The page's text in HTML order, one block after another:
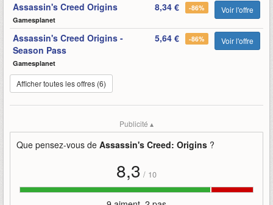
Assassin's Creed Origins
Gamesplanet
8,34 € -86% Voir l'offre
Assassin's Creed Origins -
Season Pass
Gamesplanet
5,64 € -86% Voir l'offre
Afficher toutes les offres (6)
Publicité ▴
Que pensez-vous de Assassin's Creed: Origins ?
8,3 / 10